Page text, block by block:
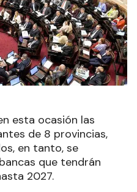
esta ocasión las
de 8 provincias,
en tanto, se
que tendrán
2027.